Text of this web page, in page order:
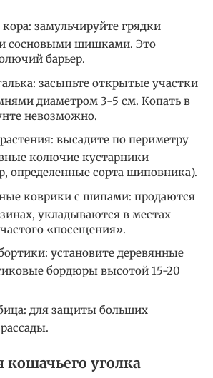
замульчируйте грядки
сосновыми шишками. Это
барьер.
засыпьте открытые участки
диаметром 3-5 см. Копать в
невозможно.
высадите по периметру
колючие кустарники
определенные сорта шиповника).
коврики с шипами: продаются
укладываются в местах
«посещения».
установите деревянные
бордюры высотой 15-20
для защиты больших
кошачьего уголка